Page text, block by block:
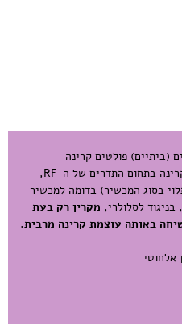
(ביתיים) פולטים קרינה
בלתי-מייננת. הטלפון האלחוטי פולט קרינה בתחום התדרים של ה-RF,
בסוג המכשיר) בדומה למכשיר
לסלולרי, מקרין רק בעת
באותה עוצמת קרינה מרבית.